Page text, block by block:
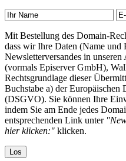
Mit Bestellung des Domain-
dass wir Ihre Daten (Name
Newsletterversandes in
(vormals Episerver GmbH),
Rechtsgrundlage dieser
Buchstabe a) der Europäischen
(DSGVO). Sie können Ihre
indem Sie am Ende jedes
entsprechenden Link unter
hier klicken:" klicken.